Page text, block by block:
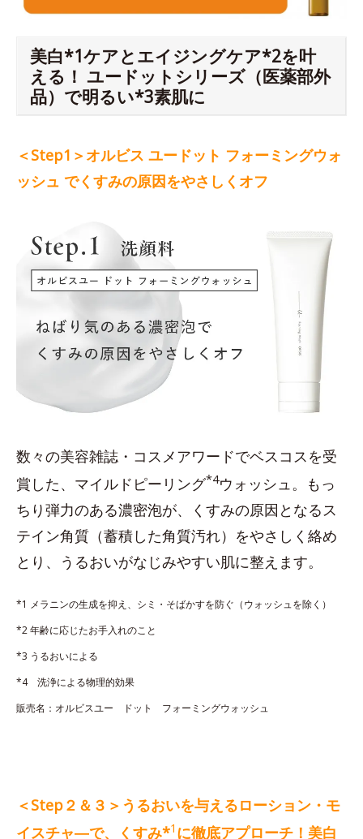
美白*1ケアとエイジングケア*2を叶
える！ ユードットシリーズ（医薬部外
品）で明るい*3素肌に
＜Step1＞オルビス ユードット フォーミングウォ
ッシュ でくすみの原因をやさしくオフ
数々の美容雑誌・コスメアワードでベスコスを受
賞した、マイルドピーリング*4ウォッシュ。もっ
ちり弾力のある濃密泡が、くすみの原因となるス
テイン角質（蓄積した角質汚れ）をやさしく絡め
とり、うるおいがなじみやすい肌に整えます。
*1 メラニンの生成を抑え、シミ・そばかすを防ぐ（ウォッシュを除く）
*2 年齢に応じたお手入れのこと
*3 うるおいによる
*4 洗浄による物理的効果
販売名：オルビスユー ドット フォーミングウォッシュ
＜Step２＆３＞うるおいを与えるローション・モ
イスチャ―で、くすみ*1 に徹底アプローチ！美白